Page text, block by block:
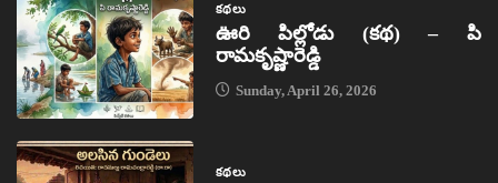
కథలు
ఊరి పిల్లోడు (కథ) – పి
రామకృష్ణారెడ్డి
Sunday, April 26, 2026
కథలు